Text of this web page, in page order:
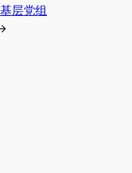
层党组